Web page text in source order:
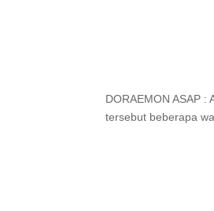
DORAEMON ASAP
tersebut beberapa